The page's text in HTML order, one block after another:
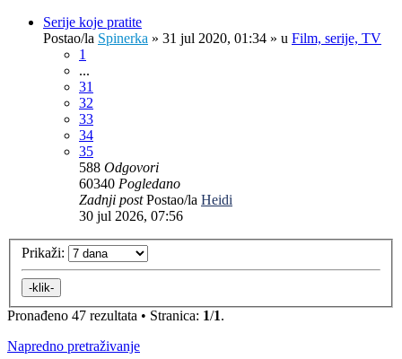
Serije koje pratite
Postao/la Spinerka » 31 jul 2020, 01:34 » u Film, serije, TV
1
...
31
32
33
34
35
588 Odgovori
60340 Pogledano
Zadnji postPostao/la Heidi
30 jul 2026, 07:56
Prikaži:
Pronađeno 47 rezultata • Stranica: 1/1.
Napredno pretraživanje